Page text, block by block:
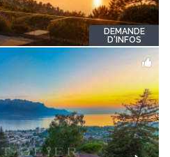
DEMANDE
D'INFOS